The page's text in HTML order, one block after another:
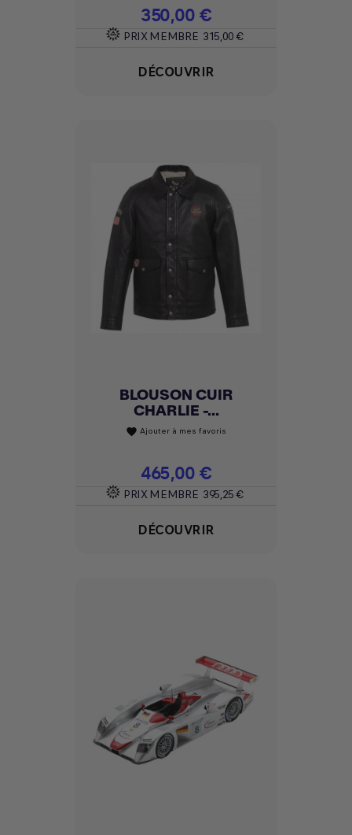
Prix
350,00 €
PRIX MEMBRE 315,00 €
DÉCOUVRIR
BLOUSON CUIR
CHARLIE -...
favorite Ajouter à mes favoris
Prix
465,00 €
PRIX MEMBRE 395,25 €
DÉCOUVRIR